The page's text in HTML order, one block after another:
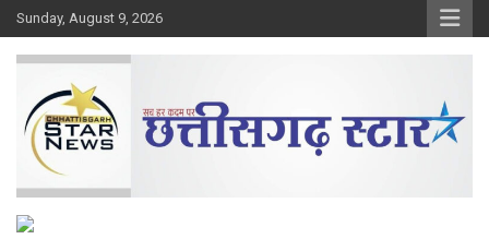
Skip
to
content
Sunday, August 9, 2026
Chhattisgarh Star